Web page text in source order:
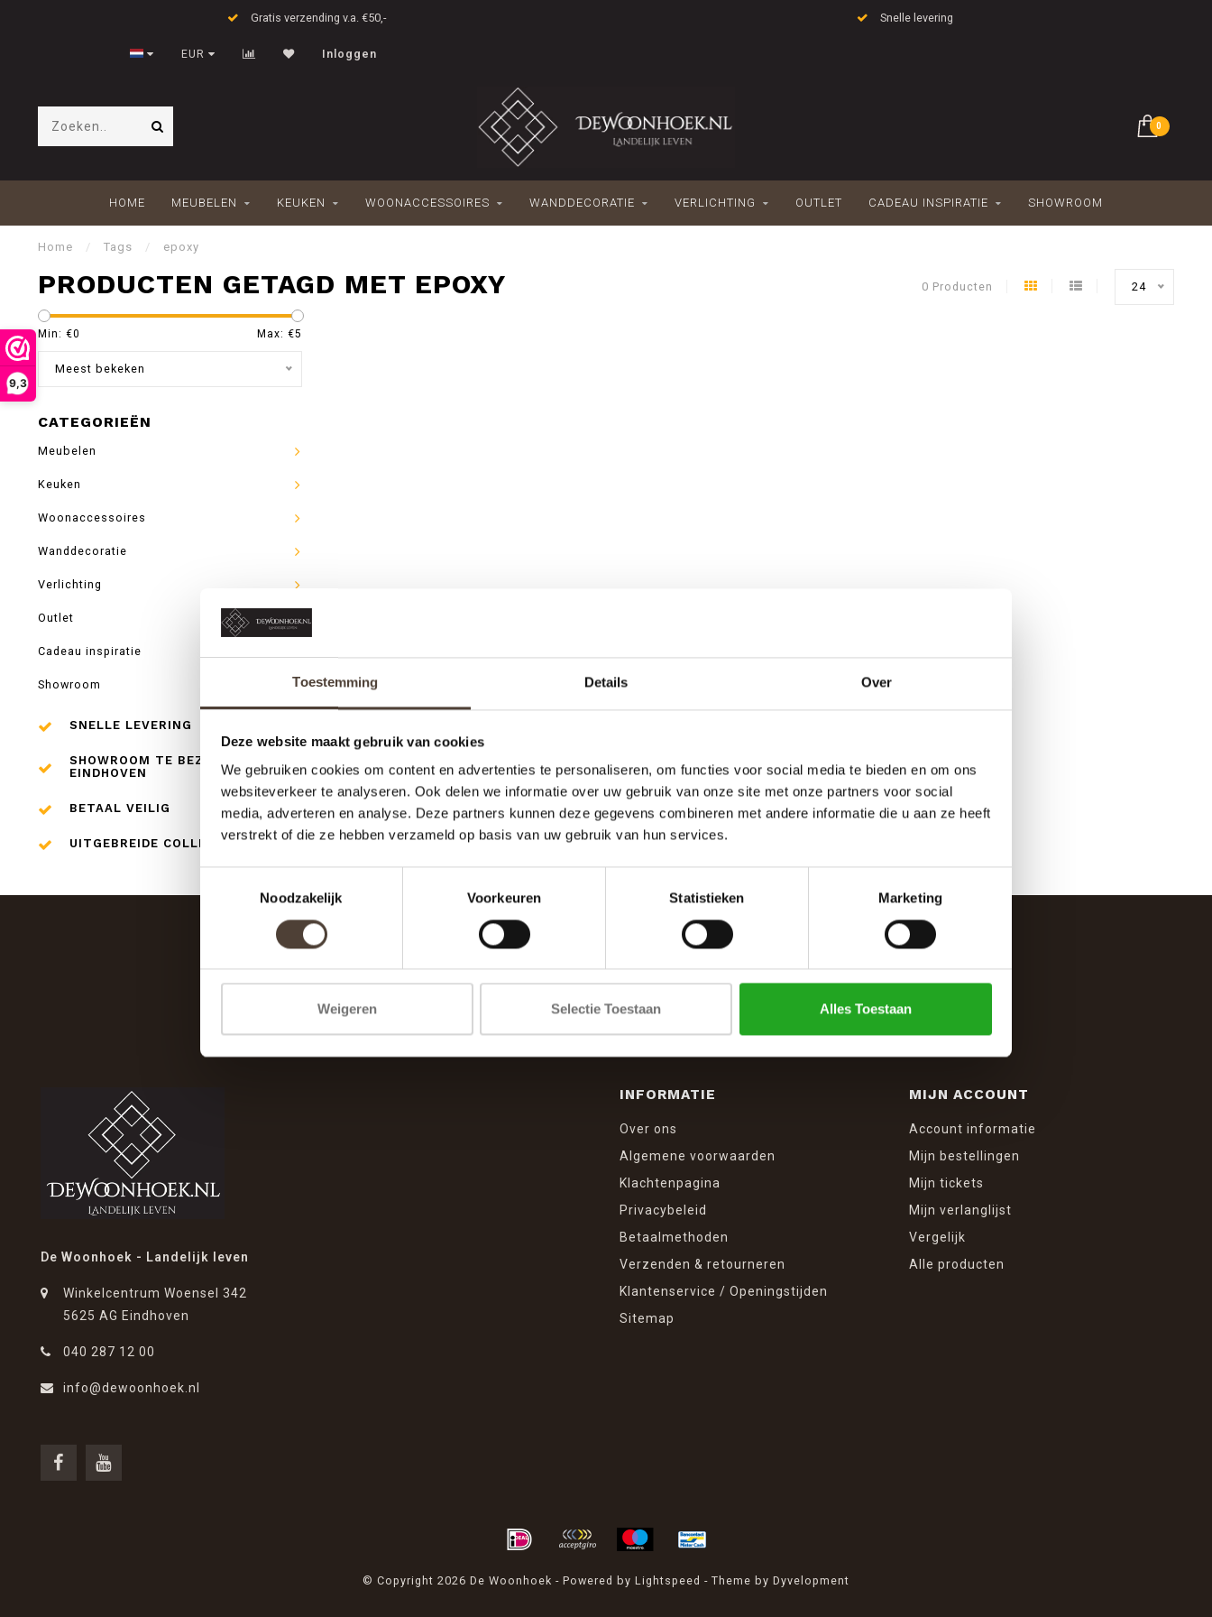
Toestemming Details Over
Deze website maakt gebruik van cookies
We gebruiken cookies om content en advertenties te personaliseren, om functies voor social media te bieden en om ons
websiteverkeer te analyseren. Ook delen we informatie over uw gebruik van onze site met onze partners voor social
media, adverteren en analyse. Deze partners kunnen deze gegevens combineren met andere informatie die u aan ze heeft
verstrekt of die ze hebben verzameld op basis van uw gebruik van hun services.
Noodzakelijk
Voorkeuren Statistieken Marketing
Weigeren Selectie Toestaan Alles Toestaan
9,3
Gratis verzending v.a. €50,- Snelle levering
EUR Inloggen
0
HOME MEUBELEN KEUKEN WOONACCESSOIRES WANDDECORATIE VERLICHTING OUTLET CADEAU INSPIRATIE SHOWROOM
Home / Tags / epoxy
PRODUCTEN GETAGD MET EPOXY 0 Producten 24
Min: €0 Max: €5
Meest bekeken
CATEGORIEËN
Meubelen
Keuken
Woonaccessoires
Wanddecoratie
Verlichting
Outlet
Cadeau inspiratie
Showroom
SNELLE LEVERING
SHOWROOM TE BEZOEKEN IN
EINDHOVEN
BETAAL VEILIG
UITGEBREIDE COLLECTIE
And stay up to date with our latest offers
De Woonhoek - Landelijk leven
Winkelcentrum Woensel 342
5625 AG Eindhoven
040 287 12 00
info@dewoonhoek.nl
INFORMATIE
Over ons
Algemene voorwaarden
Klachtenpagina
Privacybeleid
Betaalmethoden
Verzenden & retourneren
Klantenservice / Openingstijden
Sitemap
MIJN ACCOUNT
Account informatie
Mijn bestellingen
Mijn tickets
Mijn verlanglijst
Vergelijk
Alle producten
© Copyright 2026 De Woonhoek - Powered by Lightspeed - Theme by Dyvelopment